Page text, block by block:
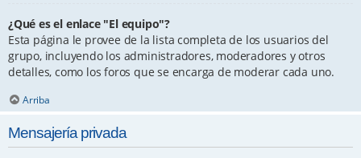
¿Qué es el enlace "El equipo"?
Esta página le provee de la lista completa de los usuarios del
grupo, incluyendo los administradores, moderadores y otros
detalles, como los foros que se encarga de moderar cada uno.
Arriba
Mensajería privada